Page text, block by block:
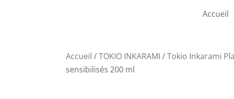
Accueil
Accueil /TOKIO INKARAMI /Tokio Inkarami
sensibilisés 200 ml